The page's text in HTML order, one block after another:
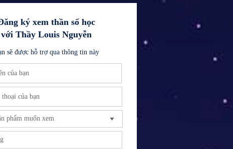
ký xem thần số học
với Thầy Louis Nguyễn
sẽ được hỗ trợ qua thông tin này